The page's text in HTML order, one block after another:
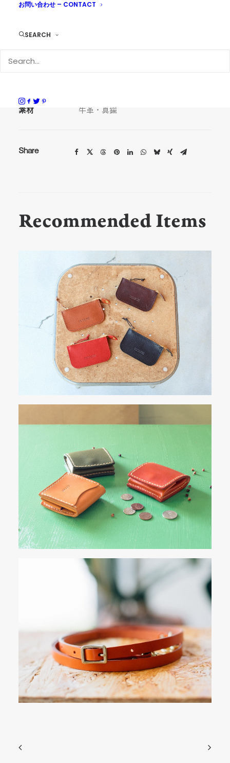
お問い合わせ – CONTACT
SEARCH
サイズ
素材
牛革・真鍮
Share
Recommended Items